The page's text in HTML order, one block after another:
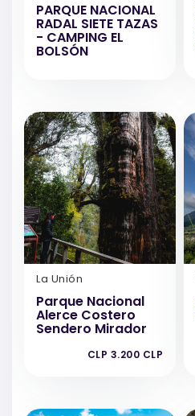
PARQUE NACIONAL
RADAL SIETE TAZAS
- CAMPING EL
BOLSÓN
La Unión
Parque Nacional
Alerce Costero
Sendero Mirador
CLP 3.200 CLP